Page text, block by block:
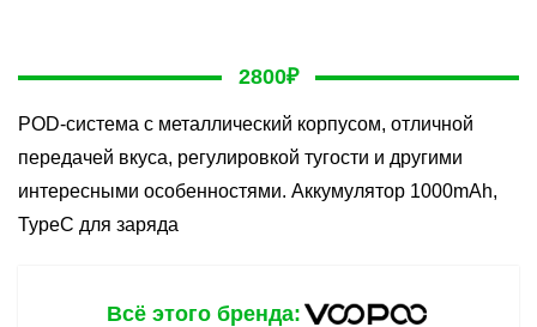
2800₽
POD-система с металлический корпусом, отличной
передачей вкуса, регулировкой тугости и другими
интересными особенностями. Аккумулятор 1000mAh,
TypeС для заряда
Всё этого бренда: